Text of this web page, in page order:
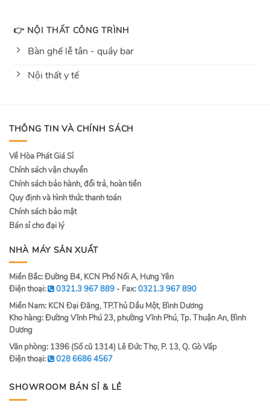
👉 NỘI THẤT CÔNG TRÌNH
Bàn ghế lễ tân - quầy bar
Nội thất y tế
THÔNG TIN VÀ CHÍNH SÁCH
Về Hòa Phát Giá Sỉ
Chính sách vận chuyển
Chính sách bảo hành, đổi trả, hoàn tiền
Quy định và hình thức thanh toán
Chính sách bảo mật
Bán sỉ cho đại lý
NHÀ MÁY SẢN XUẤT
Miền Bắc: Đường B4, KCN Phố Nối A, Hưng Yên
Điện thoại:
0321.3 967 889 - Fax:0321.3 967 890
Miền Nam: KCN Đại Đăng, TP.Thủ Dầu Một, Bình Dương
Kho hàng: Đường Vĩnh Phú 23, phường Vĩnh Phú, Tp. Thuận An, Bình
Dương
Văn phòng: 1396 (Số cũ 1314) Lê Đức Thọ, P. 13, Q. Gò Vấp
Điện thoại:
028 6686 4567
SHOWROOM BÁN SỈ & LẺ